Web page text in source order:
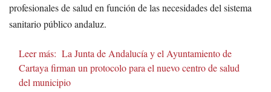
profesionales de salud en función de las necesidades del sistema
sanitario público andaluz.
Leer más: La Junta de Andalucía y el Ayuntamiento de
Cartaya firman un protocolo para el nuevo centro de salud
del municipio